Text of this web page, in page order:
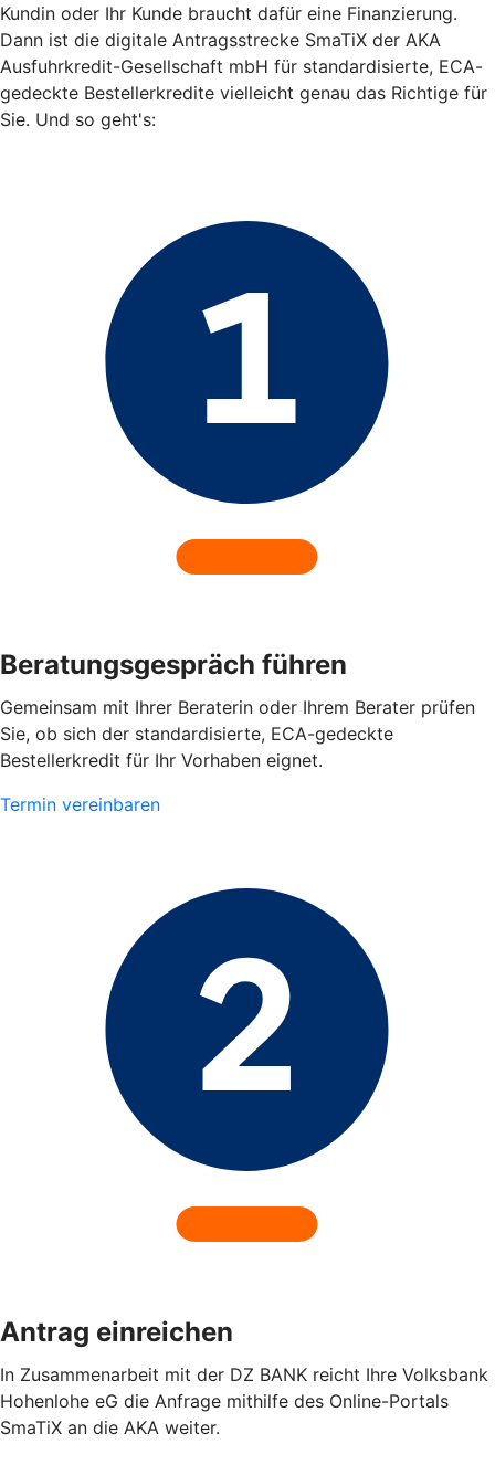
Kundin oder Ihr Kunde braucht dafür eine Finanzierung.
Dann ist die digitale Antragsstrecke SmaTiX der AKA
Ausfuhrkredit-Gesellschaft mbH für standardisierte, ECA-
gedeckte Bestellerkredite vielleicht genau das Richtige für
Sie. Und so geht's:
Beratungsgespräch führen
Gemeinsam mit Ihrer Beraterin oder Ihrem Berater prüfen
Sie, ob sich der standardisierte, ECA-gedeckte
Bestellerkredit für Ihr Vorhaben eignet.
Termin vereinbaren
Antrag einreichen
In Zusammenarbeit mit der DZ BANK reicht Ihre Volksbank
Hohenlohe eG die Anfrage mithilfe des Online-Portals
SmaTiX an die AKA weiter.